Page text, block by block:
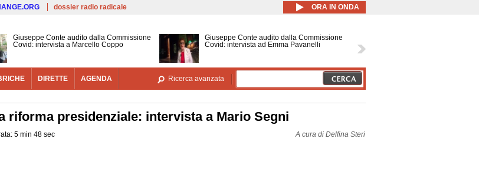
Salta al contenuto principale
dossier radio radicale ORA IN ONDA
Giuseppe Conte audito dalla Commissione
Covid: intervista a Marcello Coppo
Giuseppe Conte audito dalla Commissione
Covid: intervista ad Emma Pavanelli
DIRETTE AGENDA Ricerca avanzata
riforma presidenziale: intervista a Mario Segni
5 min 48 sec A cura di Delfina Steri